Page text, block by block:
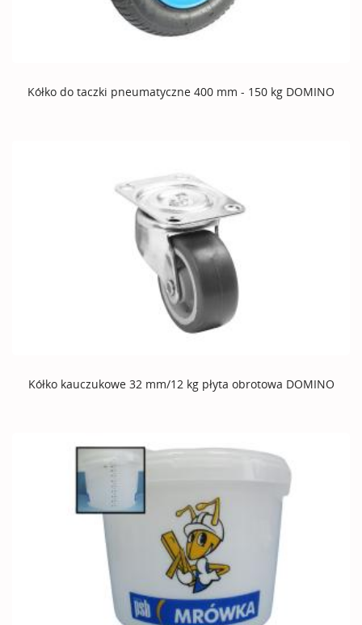
Kółko do taczki pneumatyczne 400 mm - 150 kg DOMINO
Kółko kauczukowe 32 mm/12 kg płyta obrotowa DOMINO